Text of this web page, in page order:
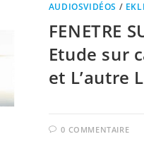
AUDIOSVIDÉOS /
FENETRE
Etude sur
et L’autre
0 COMMENTAIRE